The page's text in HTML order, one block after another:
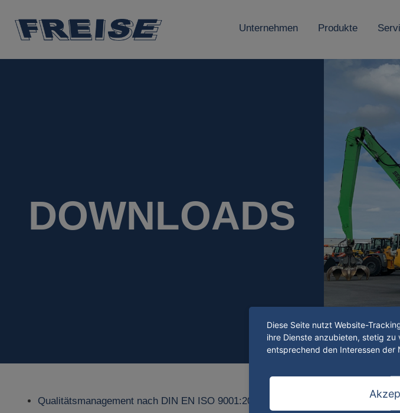
Unternehmen Produkte
DOWNLOADS
Qualitätsmanagement nach DIN EN ISO 9001:2015
Diese Seite nutzt Website-
ihre Dienste anzubieten, stetig zu
entsprechend den Interessen der